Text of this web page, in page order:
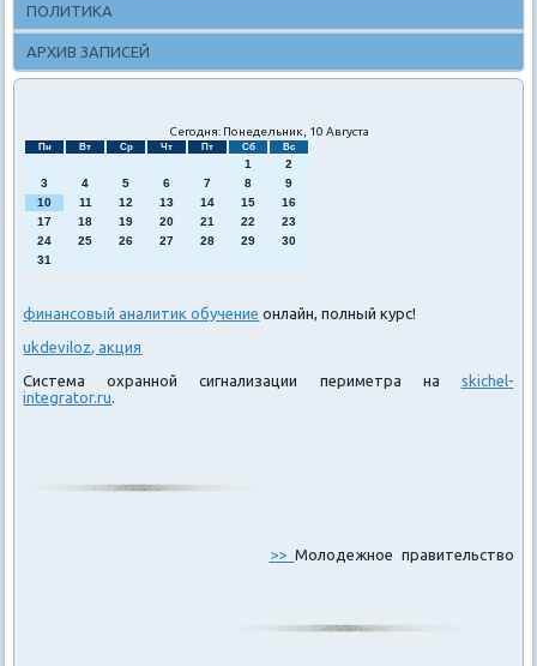
ПОЛИТИКА
АРХИВ ЗАПИСЕЙ
Сегодня: Понедельник, 10 Августа
Пн Вт Ср Чт Пт Сб Вс
1
2
3
4 5 6 7 8
9
10
11 12 13 14 15
16
17
18 19 20 21 22
23
24
25 26 27 28 29
30
31
финансовый аналитик обучение онлайн, полный курс!
ukdeviloz, акция
Система охранной сигнализации периметра на skichel-
integrator.ru
>> Молодежное правительство